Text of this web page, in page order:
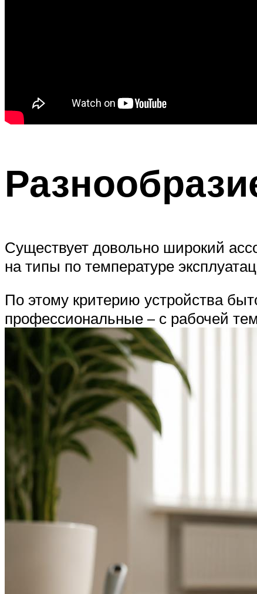
Существует довольно широкий
на типы по температуре
По этому критерию устройства
профессиональные – с рабочей